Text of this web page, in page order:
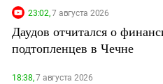
23:02,7 августа 2026
Даудов отчитался о
подтопленцев в Чечне
18:38,7 августа 2026